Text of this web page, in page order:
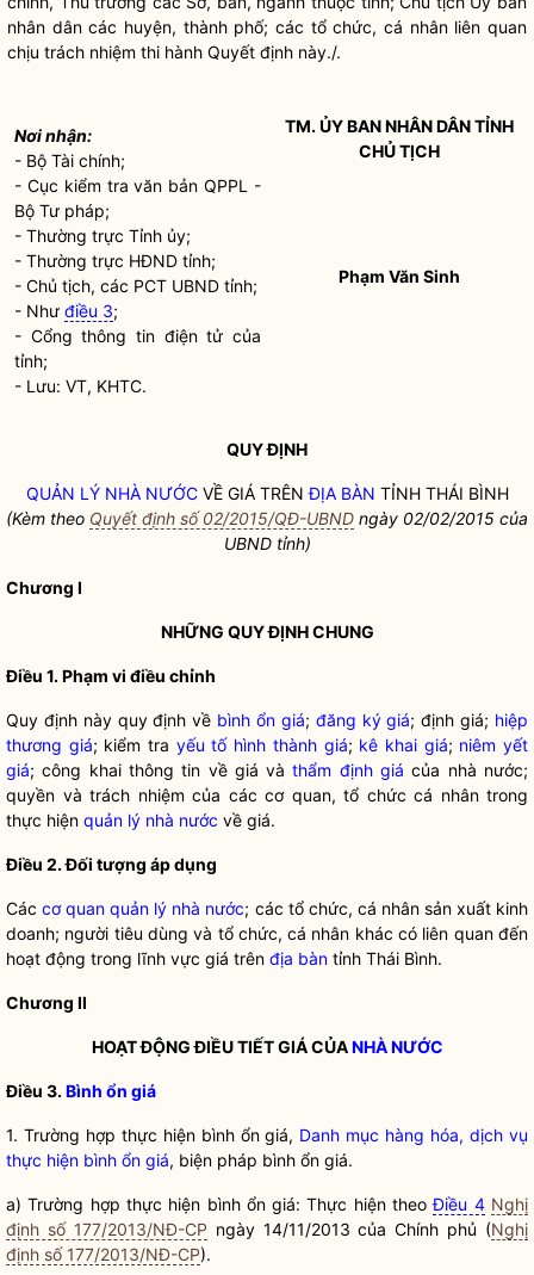
nhân dâncác huyện, thành phố; các tổ chức, cá nhân liên quan
chịu trách nhiệm thi hành Quyết định này./.
Nơi nhận:
- Bộ Tài chính;
- Cục kiểm tra văn bản QPPL -
Bộ Tư pháp;
- Thường trực Tỉnh ủy;
- Thường trực HĐND tỉnh;
- Chủ tịch, các PCT UBND tỉnh;
- Nhưđiều 3;
- Cổng thông tin điện tử của
tỉnh;
- Lưu: VT, KHTC.
TM. ỦY BANNHÂN DÂNTỈNH
CHỦ TỊCH
Phạm Văn Sinh
QUY ĐỊNH
QUẢN LÝ NHÀ NƯỚCVỀ GIÁ TRÊNĐỊA BÀN TỈNH THÁI BÌNH
(Kèm theo Quyết định số 02/2015/QĐ-UBND ngày 02/02/2015 của
UBND tỉnh)
Chương I
NHỮNG QUY ĐỊNH CHUNG
Điều 1. Phạm vi điều chỉnh
Quy định này quy định về bình ổn giá; đăng ký giá; định giá; hiệp
thương giá; kiểm tra yếu tố hình thành giá; kê khai giá; niêm yết
giá; công khai thông tin về giá vàthẩm định giá của nhà nước;
quyền và trách nhiệm của các cơ quan, tổ chức cá nhân trong
thực hiện quản lý nhà nước về giá.
Điều 2. Đối tượng áp dụng
Cáccơ quan quản lý nhà nước; các tổ chức, cá nhân sản xuất kinh
doanh; người tiêu dùng và tổ chức, cá nhân khác có liên quan đến
hoạt động trong lĩnh vực giá trên địa bàn tỉnh Thái Bình.
Chương II
HOẠT ĐỘNG ĐIỀU TIẾT GIÁ CỦANHÀ NƯỚC
Điều 3.Bình ổn giá
1. Trường hợp thực hiện bình ổn giá, Danh mục hàng hóa, dịch vụ
thực hiện bình ổn giá, biện pháp bình ổn giá.
a) Trường hợp thực hiện bình ổn giá: Thực hiện theoĐiều 4 Nghị
định số 177/2013/NĐ-CP ngày 14/11/2013 của Chính phủ (Nghị
định số 177/2013/NĐ-CP).